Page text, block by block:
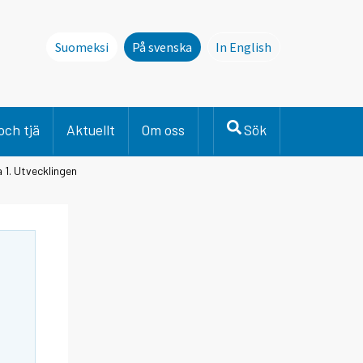
Suomeksi På svenska
In English
tjä Aktuellt Om oss Sök
Utvecklingen